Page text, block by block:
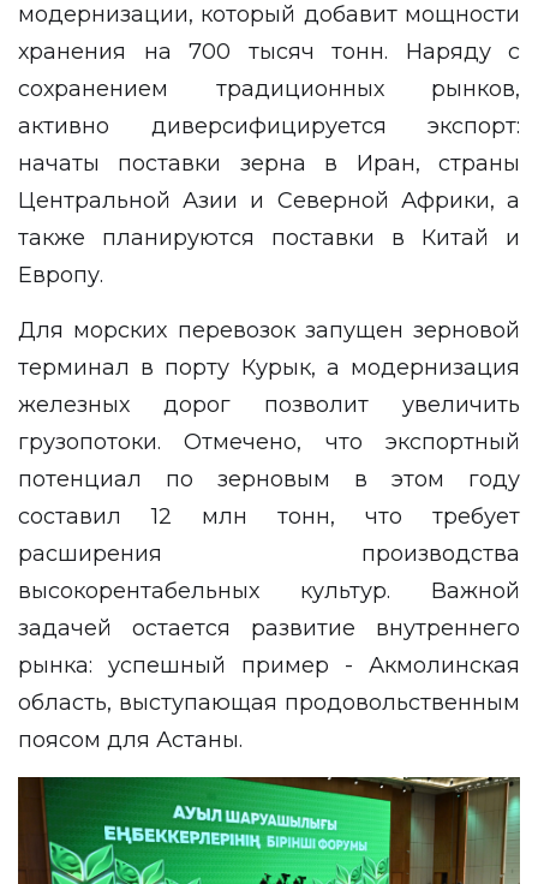
модернизации, который добавит мощности
хранения на 700 тысяч тонн. Наряду с
сохранением традиционных рынков,
активно диверсифицируется экспорт:
начаты поставки зерна в Иран, страны
Центральной Азии и Северной Африки, а
также планируются поставки в Китай и
Европу.
Для морских перевозок запущен зерновой
терминал в порту Курык, а модернизация
железных дорог позволит увеличить
грузопотоки. Отмечено, что экспортный
потенциал по зерновым в этом году
составил 12 млн тонн, что требует
расширения производства
высокорентабельных культур. Важной
задачей остается развитие внутреннего
рынка: успешный пример - Акмолинская
область, выступающая продовольственным
поясом для Астаны.